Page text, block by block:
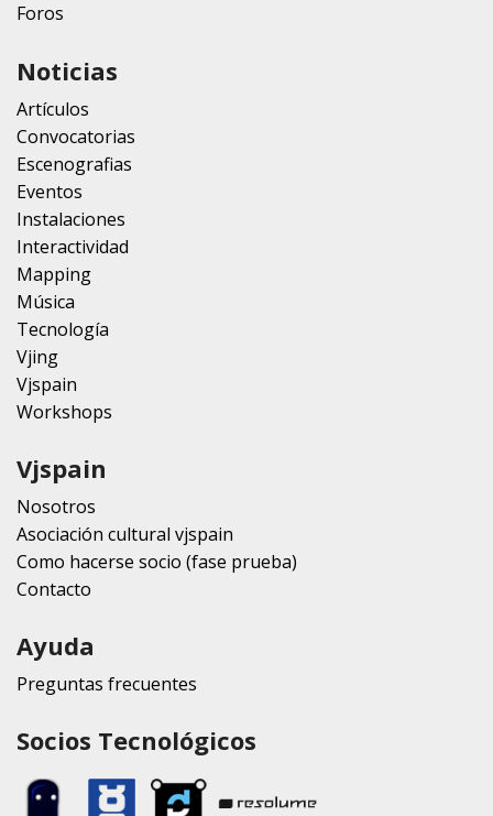
Foros
Noticias
Artículos
Convocatorias
Escenografias
Eventos
Instalaciones
Interactividad
Mapping
Música
Tecnología
Vjing
Vjspain
Workshops
Vjspain
Nosotros
Asociación cultural vjspain
Como hacerse socio (fase prueba)
Contacto
Ayuda
Preguntas frecuentes
Socios Tecnológicos